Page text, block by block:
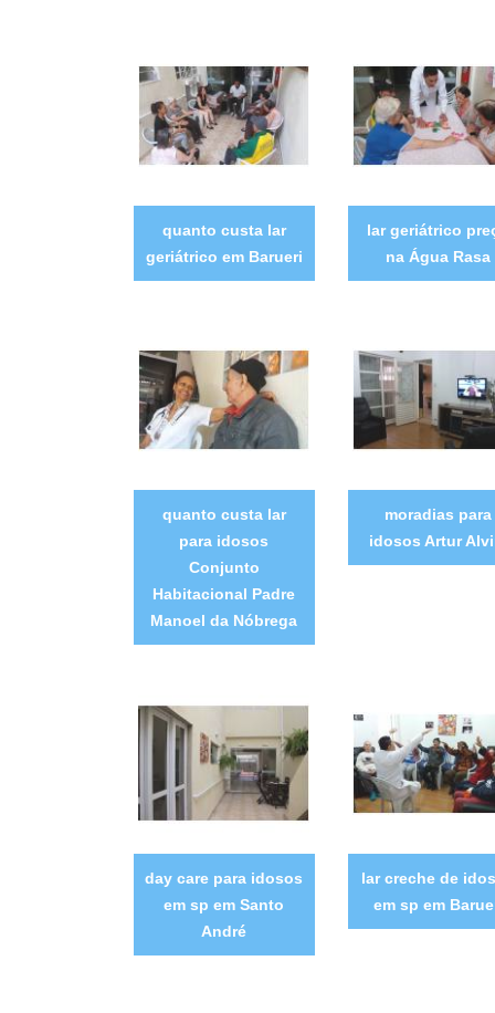
quanto custa lar
geriátrico em Barueri
lar geriátrico
na Água Rasa
quanto custa lar
para idosos
Conjunto
Habitacional Padre
Manoel da Nóbrega
moradias para
idosos Artur
day care para idosos
em sp em Santo
André
lar creche de
em sp em